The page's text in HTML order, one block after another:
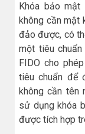
Khóa bảo
không cần mật
đảo được, có
một tiêu
FIDO cho
tiêu chuẩn để
không cần tên
sử dụng khóa
được tích hợp